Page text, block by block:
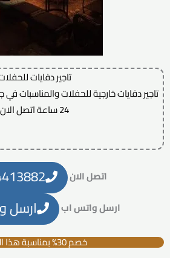
تاجير دفايات
تاجير دفايات خارجية للحفلات والمناسبات
24 ساعة اتصل الان
اتصل الان
ارسل واتس اب ارسل
خصم 30% بمناسبة هذا الشهر